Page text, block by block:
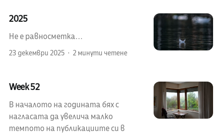
2025
Не е равносметка...
23 декември 2025 2 минути четене
Week 52
В началото на годината бях с
нагласата да увелича малко
темпото на публикациите си в